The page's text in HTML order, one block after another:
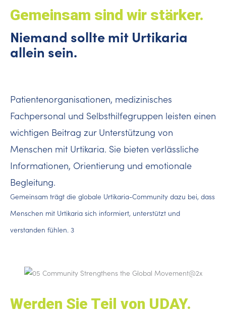
Gemeinsam sind wir stärker.
Niemand sollte mit Urtikaria
allein sein.
Patientenorganisationen, medizinisches
Fachpersonal und Selbsthilfegruppen leisten einen
wichtigen Beitrag zur Unterstützung von
Menschen mit Urtikaria. Sie bieten verlässliche
Informationen, Orientierung und emotionale
Begleitung.
Gemeinsam trägt die globale Urtikaria-Community dazu bei, dass
Menschen mit Urtikaria sich informiert, unterstützt und
verstanden fühlen. 3
Werden Sie Teil von UDAY.